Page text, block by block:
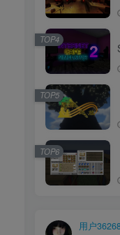
TOP4
TOP5
TOP6
用户